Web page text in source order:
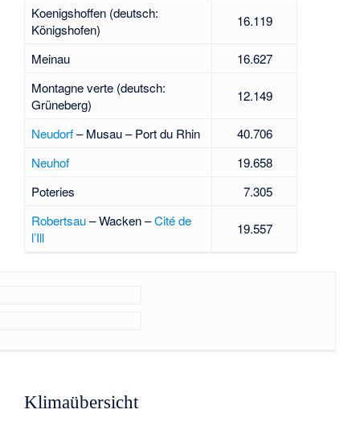
Koenigshoffen (deutsch:
Königshofen)
16.119
Meinau
16.627
Montagne verte (deutsch:
Grüneberg)
12.149
Neudorf– Musau – Port du Rhin
40.706
Neuhof
19.658
Poteries
7.305
Robertsau– Wacken –Cité de
l’Ill
19.557
Klimaübersicht